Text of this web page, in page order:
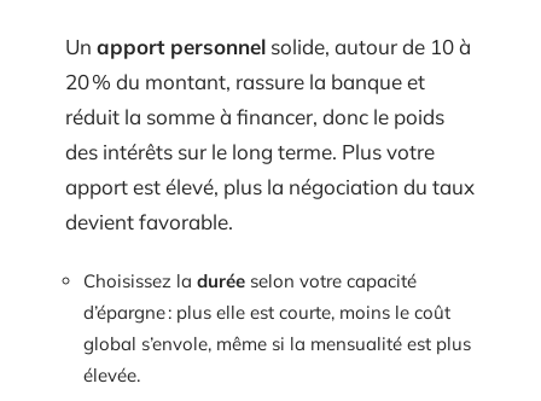
Un apport personnel solide, autour de 10 à
20 % du montant, rassure la banque et
réduit la somme à financer, donc le poids
des intérêts sur le long terme. Plus votre
apport est élevé, plus la négociation du taux
devient favorable.
Choisissez la durée selon votre capacité
d’épargne : plus elle est courte, moins le coût
global s’envole, même si la mensualité est plus
élevée.